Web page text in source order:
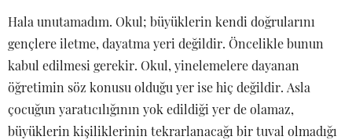
Hala unutamadım. Okul; büyüklerin kendi doğrularını
gençlere iletme, dayatma yeri değildir. Öncelikle bunun
kabul edilmesi gerekir. Okul, yinelemelere dayanan
öğretimin söz konusu olduğu yer ise hiç değildir. Asla
çocuğun yaratıcılığının yok edildiği yer de olamaz,
büyüklerin kişiliklerinin tekrarlanacağı bir tuval olmadığı